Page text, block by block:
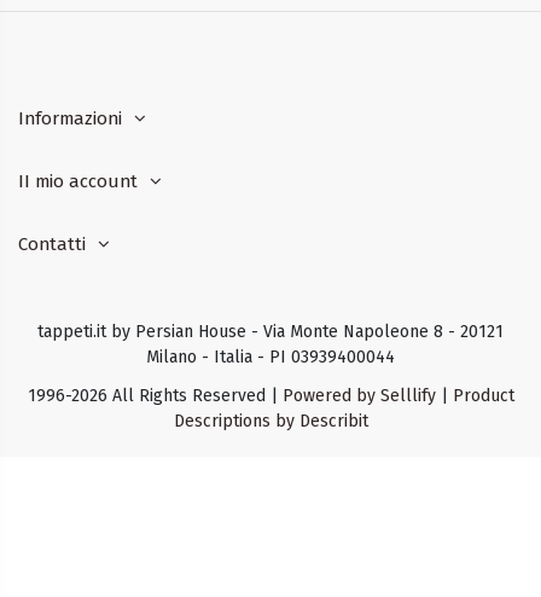
Informazioni
II mio account
Contatti
tappeti.it by Persian House - Via Monte Napoleone 8 - 20121
Milano - Italia - PI 03939400044
1996-2026 All Rights Reserved | Powered by Selllify| Product
Descriptions by Describit